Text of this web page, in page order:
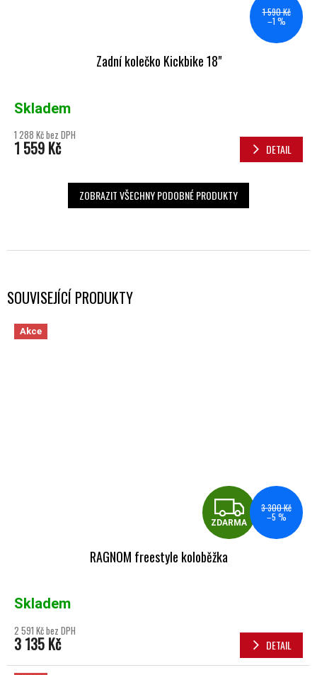
SOUVISEJÍCÍ PRODUKTY
Akce
ZDARMA
3 300 Kč
–5 %
RAGNOM freestyle koloběžka
Skladem
2 591 Kč bez DPH
3 135 Kč DETAIL
1 590 Kč
–1 %
Zadní kolečko Kickbike 18"
Skladem
1 288 Kč bez DPH
1 559 Kč DETAIL
ZOBRAZIT VŠECHNY PODOBNÉ PRODUKTY